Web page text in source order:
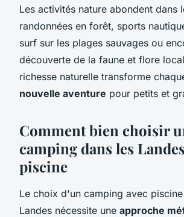
Les activités nature abondent dans
randonnées en forêt, sports
surf sur les plages sauvages ou
découverte de la faune et flore
richesse naturelle transforme
nouvelle aventure pour petits et
Comment bien choisir
camping dans les
piscine
Le choix d'un camping avec
Landes nécessite une approche